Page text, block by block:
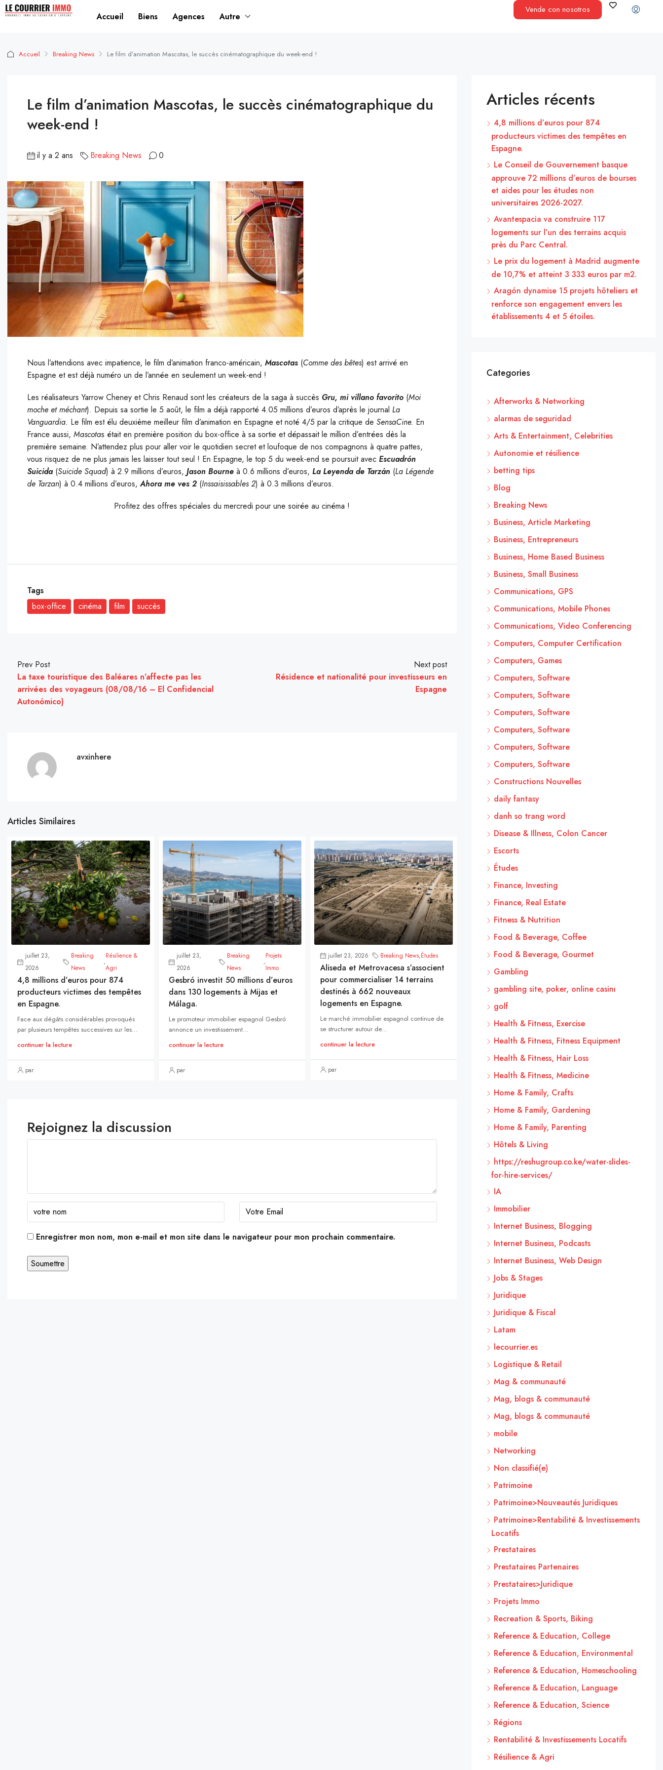
Accueil Biens Agences Autre
Vende con nosotros
Accueil Breaking News Le film d’animation Mascotas, le succès cinématographique du week-end !
Le film d’animation Mascotas, le succès cinématographique du
week-end !
il y a 2 ans Breaking News 0
Nous l’attendions avec impatience, le film d’animation franco-américain, Mascotas (Comme des bêtes) est arrivé en
Espagne et est déjà numéro un de l’année en seulement un week-end !
Les réalisateurs Yarrow Cheney et Chris Renaud sont les créateurs de la saga à succès Gru, mi villano favorito (Moi
moche et méchant). Depuis sa sortie le 5 août, le film a déjà rapporté 4.05 millions d’euros d’après le journal La
Vanguardia. Le film est élu deuxième meilleur film d’animation en Espagne et noté 4/5 par la critique de SensaCine. En
France aussi, Mascotas était en première position du box-office à sa sortie et dépassait le million d’entrées dès la
première semaine. N’attendez plus pour aller voir le quotidien secret et loufoque de nos compagnons à quatre pattes,
vous risquez de ne plus jamais les laisser tout seul ! En Espagne, le top 5 du week-end se poursuit avec Escuadrón
Suicida(Suicide Squad) à 2.9 millions d’euros, Jason Bourne à 0.6 millions d’euros, La Leyenda de Tarzán (La Légende
de Tarzan) à 0.4 millions d’euros,Ahora me ves 2 (Inssaisissables 2) à 0.3 millions d’euros.
Profitez des offres spéciales du mercredi pour une soirée au cinéma !
Tags
box-office
cinéma film succès
Prev Post
La taxe touristique des Baléares n’affecte pas les
arrivées des voyageurs (08/08/16 – El Confidencial
Autonómico)
Next post
Résidence et nationalité pour investisseurs en
Espagne
avxinhere
Articles Similaires
juillet 23,
2026
Breaking
News
,
Résilience &
Agri
4,8 millions d’euros pour 874
producteurs victimes des tempêtes
en Espagne.
Face aux dégâts considérables provoqués
par plusieurs tempêtes successives sur les...
continuer la lecture
par
juillet 23,
2026
Breaking
News
,
Projets
Immo
Gesbró investit 50 millions d’euros
dans 130 logements à Mijas et
Málaga.
Le promoteur immobilier espagnol Gesbró
annonce un investissement...
continuer la lecture
par
juillet 23, 2026 Breaking News,Études
Aliseda et Metrovacesa s’associent
pour commercialiser 14 terrains
destinés à 662 nouveaux
logements en Espagne.
Le marché immobilier espagnol continue de
se structurer autour de...
continuer la lecture
par
Rejoignez la discussion
Enregistrer mon nom, mon e-mail et mon site dans le navigateur pour mon prochain commentaire.
Articles récents
4,8 millions d’euros pour 874
producteurs victimes des tempêtes en
Espagne.
Le Conseil de Gouvernement basque
approuve 72 millions d’euros de bourses
et aides pour les études non
universitaires 2026-2027.
Avantespacia va construire 117
logements sur l’un des terrains acquis
près du Parc Central.
Le prix du logement à Madrid augmente
de 10,7% et atteint 3 333 euros par m2.
Aragón dynamise 15 projets hôteliers et
renforce son engagement envers les
établissements 4 et 5 étoiles.
Categories
Afterworks & Networking
alarmas de seguridad
Arts & Entertainment, Celebrities
Autonomie et résilience
betting tips
Blog
Breaking News
Business, Article Marketing
Business, Entrepreneurs
Business, Home Based Business
Business, Small Business
Communications, GPS
Communications, Mobile Phones
Communications, Video Conferencing
Computers, Computer Certification
Computers, Games
Computers, Software
Computers, Software
Computers, Software
Computers, Software
Computers, Software
Computers, Software
Constructions Nouvelles
daily fantasy
danh so trang word
Disease & Illness, Colon Cancer
Escorts
Études
Finance, Investing
Finance, Real Estate
Fitness & Nutrition
Food & Beverage, Coffee
Food & Beverage, Gourmet
Gambling
gambling site, poker, online casinı
golf
Health & Fitness, Exercise
Health & Fitness, Fitness Equipment
Health & Fitness, Hair Loss
Health & Fitness, Medicine
Home & Family, Crafts
Home & Family, Gardening
Home & Family, Parenting
Hôtels & Living
https://reshugroup.co.ke/water-slides-
for-hire-services/
IA
Immobilier
Internet Business, Blogging
Internet Business, Podcasts
Internet Business, Web Design
Jobs & Stages
Juridique
Juridique & Fiscal
Latam
lecourrier.es
Logistique & Retail
Mag & communauté
Mag, blogs & communauté
Mag, blogs & communauté
mobile
Networking
Non classifié(e)
Patrimoine
Patrimoine>Nouveautés Juridiques
Patrimoine>Rentabilité & Investissements
Locatifs
Prestataires
Prestataires Partenaires
Prestataires>Juridique
Projets Immo
Recreation & Sports, Biking
Reference & Education, College
Reference & Education, Environmental
Reference & Education, Homeschooling
Reference & Education, Language
Reference & Education, Science
Régions
Rentabilité & Investissements Locatifs
Résilience & Agri